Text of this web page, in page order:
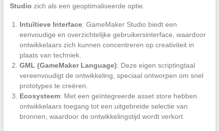
Studio zich als een geoptimaliseerde optie.
Intuïtieve Interface: GameMaker Studio biedt een
eenvoudige en overzichtelijke gebruikersinterface, waardoor
ontwikkelaars zich kunnen concentreren op creativiteit in
plaats van techniek.
GML (GameMaker Language): Deze eigen scriptingtaal
vereenvoudigt de ontwikkeling, speciaal ontworpen om snel
prototypes te creëren.
Ecosysteem: Met een geïntegreerde asset store hebben
ontwikkelaars toegang tot een uitgebreide selectie van
bronnen, waardoor de ontwikkelingstijd wordt verkort.